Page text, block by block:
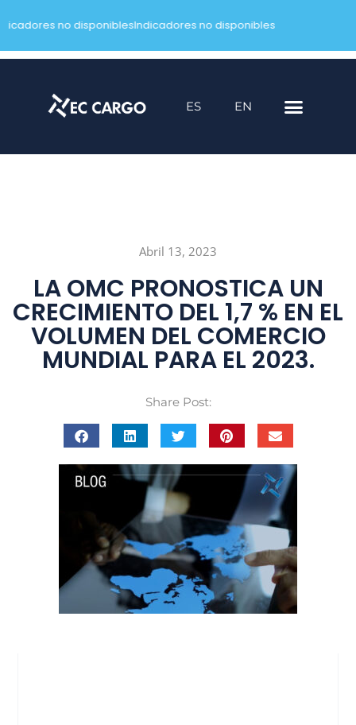
al
no disponiblesIndicadores no disponibles
ES EN
Abril 13, 2023
LA OMC PRONOSTICA UN
CRECIMIENTO DEL 1,7 % EN EL
VOLUMEN DEL COMERCIO
MUNDIAL PARA EL 2023.
Share Post: